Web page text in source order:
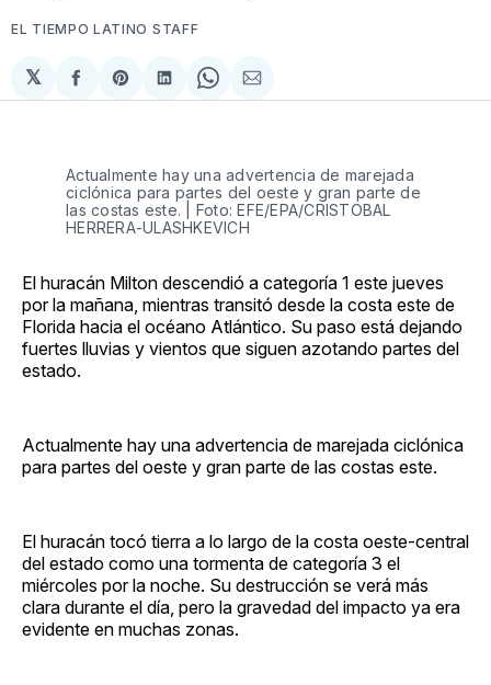
EL TIEMPO LATINO STAFF
𝕏
Compartir
en
Share
on
Compartir
en
Share
on
Compartir
via
Actualmente hay una advertencia de marejada
ciclónica para partes del oeste y gran parte de
las costas este. | Foto: EFE/EPA/CRISTOBAL
HERRERA-ULASHKEVICH
El huracán Milton descendió a categoría 1 este jueves
por la mañana, mientras transitó desde la costa este de
Florida hacia el océano Atlántico. Su paso está dejando
fuertes lluvias y vientos que siguen azotando partes del
estado.
Actualmente hay una advertencia de marejada ciclónica
para partes del oeste y gran parte de las costas este.
El huracán tocó tierra a lo largo de la costa oeste-central
del estado como una tormenta de categoría 3 el
miércoles por la noche. Su destrucción se verá más
clara durante el día, pero la gravedad del impacto ya era
evidente en muchas zonas.